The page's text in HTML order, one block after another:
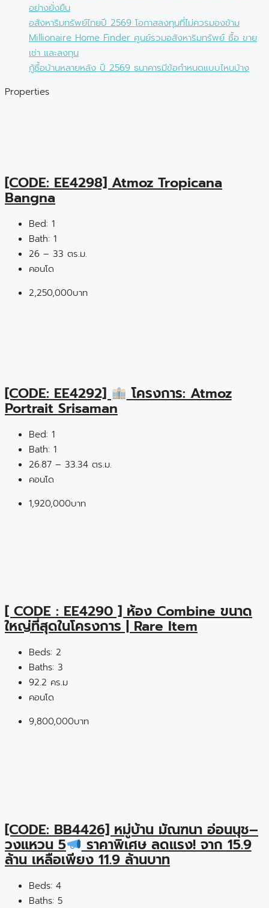
อย่างยั่งยืน
อสังหาริมทรัพย์ไทยปี 2569 โอกาสลงทุนที่ไม่ควรมองข้าม
Millionaire Home Finder ศูนย์รวมอสังหาริมทรัพย์ ซื้อ ขาย
เช่า และลงทุน
กู้ซื้อบ้านหลายหลัง ปี 2569 ธนาคารมีข้อกำหนดแบบไหนบ้าง
Properties
[CODE: EE4298] Atmoz Tropicana
Bangna
Bed: 1
Bath: 1
26 – 33 ตร.ม.
คอนโด
2,250,000บาท
[CODE: EE4292] โครงการ: Atmoz
Portrait Srisaman
Bed: 1
Bath: 1
26.87 – 33.34 ตร.ม.
คอนโด
1,920,000บาท
[ CODE : EE4290 ] ห้อง Combine ขนาด
ใหญ่ที่สุดในโครงการ | Rare Item
Beds: 2
Baths: 3
92.2 คร.ม
คอนโด
9,800,000บาท
[CODE: BB4426] หมู่บ้าน มัณฑนา อ่อนนุช–
วงแหวน 5 ราคาพิเศษ ลดแรง! จาก 15.9
ล้าน เหลือเพียง 11.9 ล้านบาท
Beds: 4
Baths: 5